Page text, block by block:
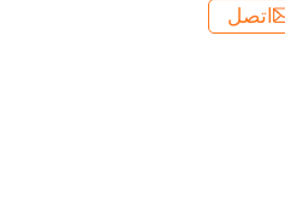
اتصل